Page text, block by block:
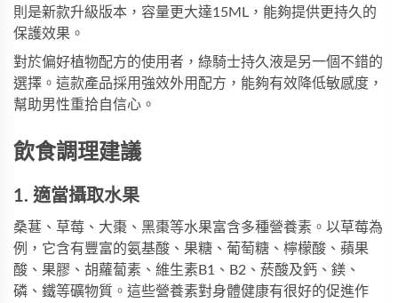
則是新款升級版本，容量更大達15ML，能夠提供更持久的
保護效果。
對於偏好植物配方的使用者， 綠騎士持久液是另一個不錯的
選擇。這款產品採用強效外用配方，能夠有效降低敏感度，
幫助男性重拾自信心。
飲食調理建議
1. 適當攝取水果
桑葚、草莓、大棗、黑棗等水果富含多種營養素。以草莓為
例，它含有豐富的氨基酸、果糖、葡萄糖、檸檬酸、蘋果
酸、果膠、胡蘿蔔素、維生素B1、B2、菸酸及鈣、鎂、
磷、鐵等礦物質。這些營養素對身體健康有很好的促進作